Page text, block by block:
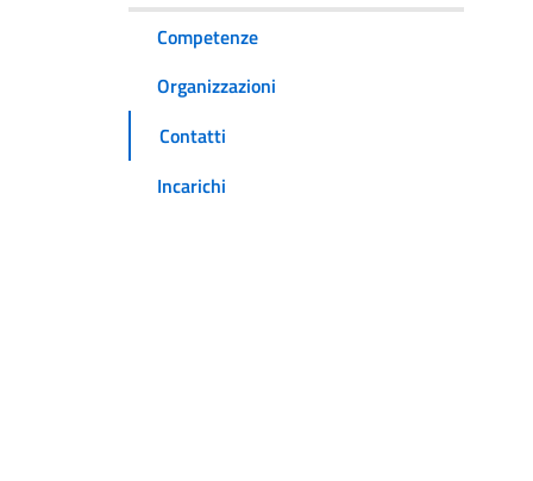
Competenze
Organizzazioni
Contatti
Incarichi